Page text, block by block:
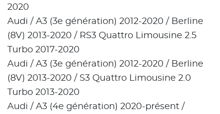
2020
Audi / A3 (3e génération) 2012-2020 / Berline
(8V) 2013-2020 / RS3 Quattro Limousine 2.5
Turbo 2017-2020
Audi / A3 (3e génération) 2012-2020 / Berline
(8V) 2013-2020 / S3 Quattro Limousine 2.0
Turbo 2013-2020
Audi / A3 (4e génération) 2020-présent /